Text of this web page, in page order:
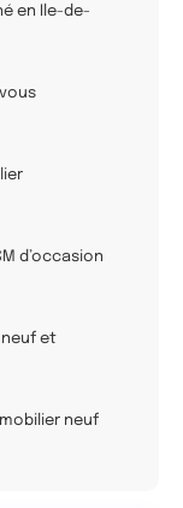
en Ile-de-
d’occasion
neuf et
mobilier neuf